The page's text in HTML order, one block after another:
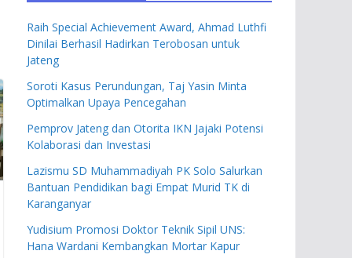
Raih Special Achievement Award, Ahmad Luthfi
Dinilai Berhasil Hadirkan Terobosan untuk
Jateng
Soroti Kasus Perundungan, Taj Yasin Minta
Optimalkan Upaya Pencegahan
Pemprov Jateng dan Otorita IKN Jajaki Potensi
Kolaborasi dan Investasi
Lazismu SD Muhammadiyah PK Solo Salurkan
Bantuan Pendidikan bagi Empat Murid TK di
Karanganyar
Yudisium Promosi Doktor Teknik Sipil UNS:
Hana Wardani Kembangkan Mortar Kapur